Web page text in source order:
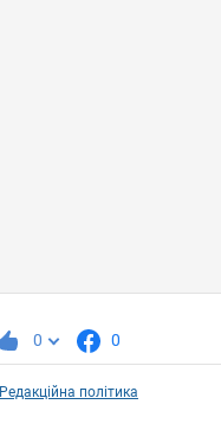
0 0
Редакційна політика